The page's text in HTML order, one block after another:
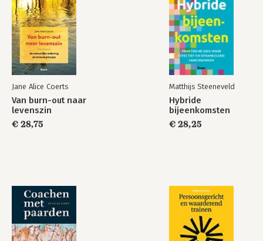
Jane Alice Coerts
Van burn-out naar
levenszin
€ 28,75
Matthijs Steeneveld
Hybride
bijeenkomsten
€ 28,25